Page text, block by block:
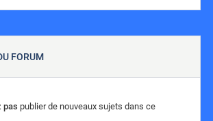
FORUM
pas publier de nouveaux sujets dans ce